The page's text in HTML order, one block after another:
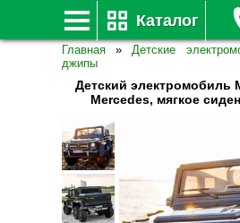
Каталог
Главная »Детские
джипы
Детский электромобиль
Mercedes, мягкое